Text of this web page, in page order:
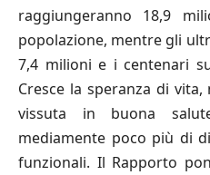
raggiungeranno 18,9
popolazione, mentre gli
7,4 milioni e i centenari
Cresce la speranza di
vissuta in buona
mediamente poco più di
funzionali. Il Rapporto